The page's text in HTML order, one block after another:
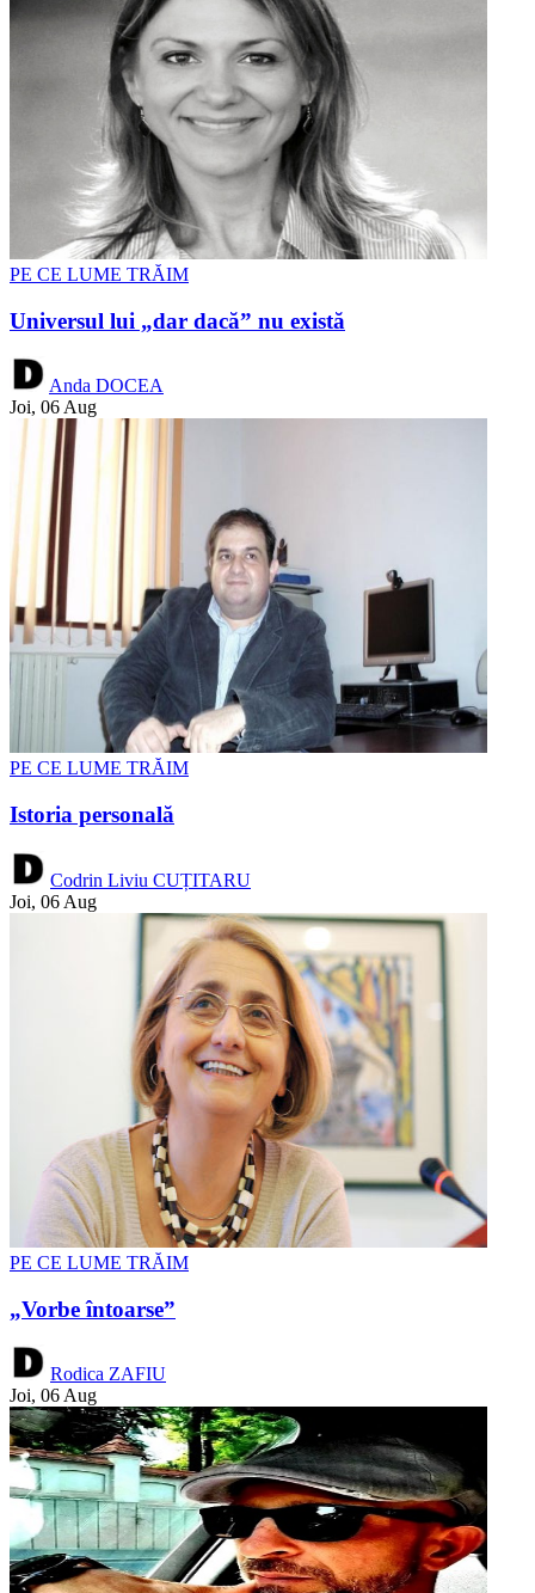
PE CE LUME TRĂIM
Universul lui „dar dacă” nu există
Anda DOCEA
Joi, 06 Aug
PE CE LUME TRĂIM
Istoria personală
Codrin Liviu CUȚITARU
Joi, 06 Aug
PE CE LUME TRĂIM
„Vorbe întoarse”
Rodica ZAFIU
Joi, 06 Aug